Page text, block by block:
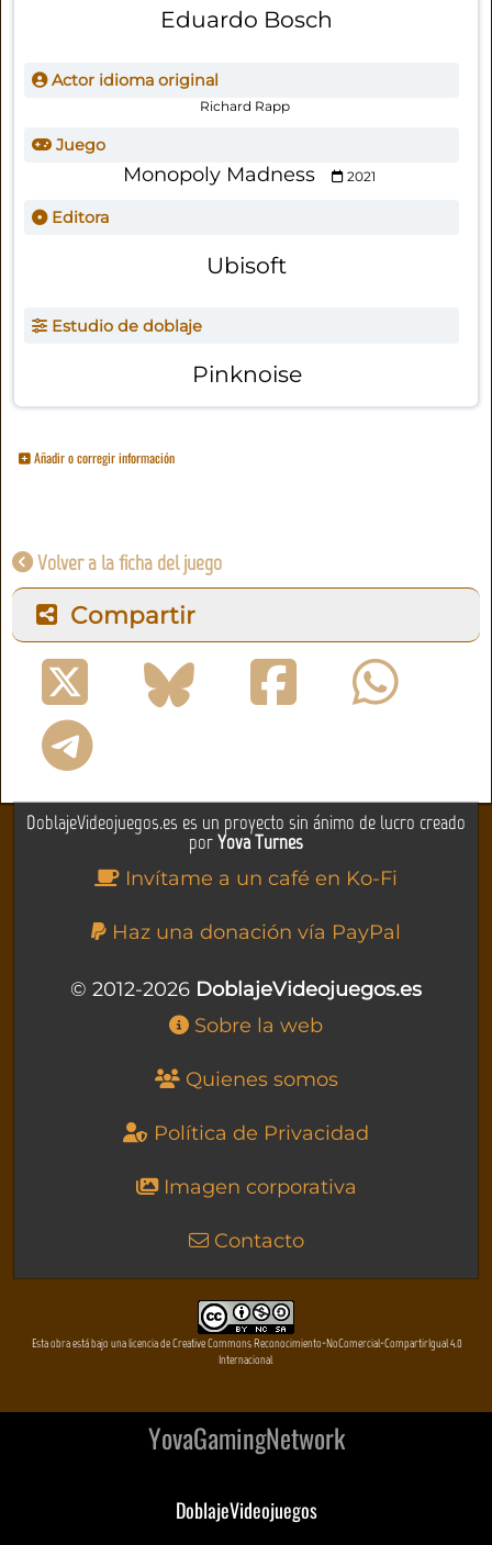
Eduardo Bosch
Actor idioma original
Richard Rapp
Juego
Monopoly Madness 2021
Editora
Ubisoft
Estudio de doblaje
Pinknoise
Añadir o corregir información
Volver a la ficha del juego
Compartir
DoblajeVideojuegos.es es un proyecto sin ánimo de lucro creado
porYova Turnes
Invítame a un café en Ko-Fi
Haz una donación vía PayPal
© 2012-2026 DoblajeVideojuegos.es
Sobre la web
Quienes somos
Política de Privacidad
Imagen corporativa
Contacto
Esta obra está bajo una licencia de Creative Commons Reconocimiento-NoComercial-CompartirIgual 4.0
Internacional
YovaGamingNetwork
DoblajeVideojuegos